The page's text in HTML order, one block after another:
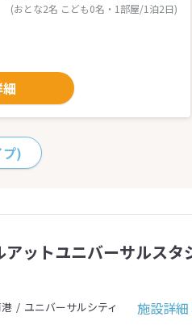
(おとな2名 こども0名・1部屋/1泊2日)
プ)
ットユニバーサルスタ
施設詳細
ユニバーサルシティ